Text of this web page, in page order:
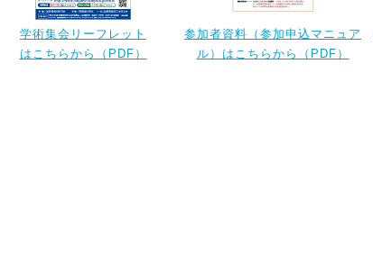
学術集会リーフレット
はこちらから（PDF）
参加者資料（参加申込マニュア
ル）はこちらから（PDF）